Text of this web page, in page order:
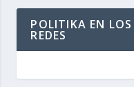
POLITIKA EN
REDES